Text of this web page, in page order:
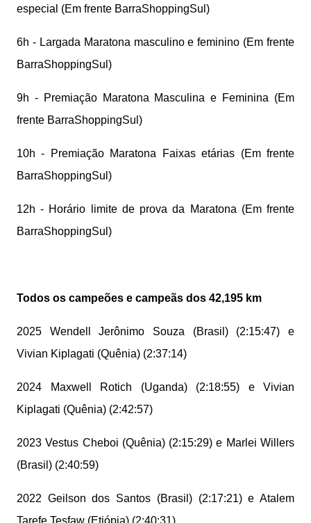
especial (Em frente BarraShoppingSul)
6h - Largada Maratona masculino e feminino (Em frente
BarraShoppingSul)
9h - Premiação Maratona Masculina e Feminina (Em
frente BarraShoppingSul)
10h - Premiação Maratona Faixas etárias (Em frente
BarraShoppingSul)
12h - Horário limite de prova da Maratona (Em frente
BarraShoppingSul)
Todos os campeões e campeãs dos 42,195 km
2025 Wendell Jerônimo Souza (Brasil) (2:15:47) e
Vivian Kiplagati (Quênia) (2:37:14)
2024 Maxwell Rotich (Uganda) (2:18:55) e Vivian
Kiplagati (Quênia) (2:42:57)
2023 Vestus Cheboi (Quênia) (2:15:29) e Marlei Willers
(Brasil) (2:40:59)
2022 Geilson dos Santos (Brasil) (2:17:21) e Atalem
Tarefe Tesfaw (Etiópia) (2:40:31)